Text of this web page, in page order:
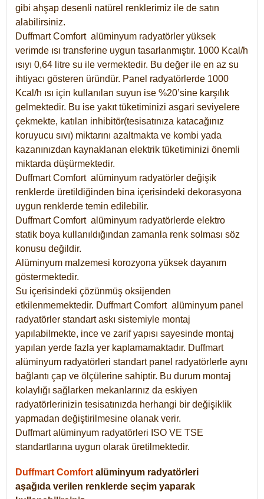
gibi ahşap desenli natürel renklerimiz ile de satın
alabilirsiniz.
Duffmart Comfort alüminyum radyatörler yüksek
verimde ısı transferine uygun tasarlanmıştır. 1000 Kcal/h
ısıyı 0,64 litre su ile vermektedir. Bu değer ile en az su
ihtiyacı gösteren üründür. Panel radyatörlerde 1000
Kcal/h ısı için kullanılan suyun ise %20’sine karşılık
gelmektedir. Bu ise yakıt tüketiminizi asgari seviyelere
çekmekte, katılan inhibitör(tesisatınıza katacağınız
koruyucu sıvı) miktarını azaltmakta ve kombi yada
kazanınızdan kaynaklanan elektrik tüketiminizi önemli
miktarda düşürmektedir.
Duffmart Comfort alüminyum radyatörler değişik
renklerde üretildiğinden bina içerisindeki dekorasyona
uygun renklerde temin edilebilir.
DuffmartComfort alüminyum radyatörlerde elektro
statik boya kullanıldığından zamanla renk solması söz
konusu değildir.
Alüminyum malzemesi korozyona yüksek dayanım
göstermektedir.
Su içerisindeki çözünmüş oksijenden
etkilenmemektedir. DuffmartComfort alüminyum panel
radyatörler standart askı sistemiyle montaj
yapılabilmekte, ince ve zarif yapısı sayesinde montaj
yapılan yerde fazla yer kaplamamaktadır. Duffmart
alüminyum radyatörleri standart panel radyatörlerle aynı
bağlantı çap ve ölçülerine sahiptir. Bu durum montaj
kolaylığı sağlarken mekanlarınız da eskiyen
radyatörlerinizin tesisatınızda herhangi bir değişiklik
yapmadan değiştirilmesine olanak verir.
Duffmart alüminyum radyatörleri ISO VE TSE
standartlarına uygun olarak üretilmektedir.
Duffmart Comfort alüminyum radyatörleri
aşağıda verilen renklerde seçim yaparak